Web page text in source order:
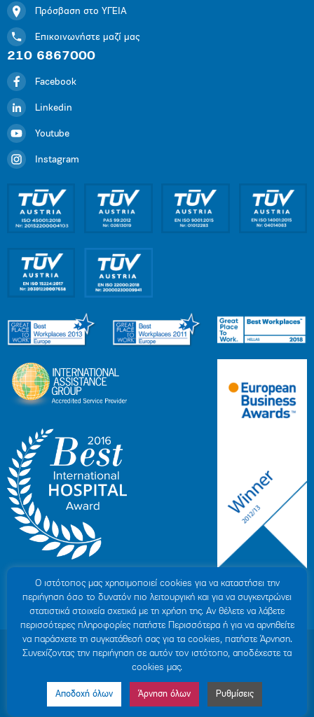
Πρόσβαση στο ΥΓΕΙΑ
Επικοινωνήστε μαζί μας
210 6867000
Facebook
Linkedin
Youtube
Instagram
© 2007-2026 ΥΓΕΙΑ Μ.Α.Ε |
ΓΕΜΗ: 000279901000
Όροι Χρήσης
| Πολιτική Προστασίας Προσωπικών Δεδομένων
Δήλωση Απορρήτου
Ο ιστότοπoς μας χρησιμοποιεί cookies για να καταστήσει την
περιήγηση όσο το δυνατόν πιο λειτουργική και για να συγκεντρώνει
στατιστικά στοιχεία σχετικά με τη χρήση της. Αν θέλετε να λάβετε
περισσότερες πληροφορίες πατήστε Περισσότερα ή για να αρνηθείτε
να παράσχετε τη συγκατάθεσή σας για τα cookies, πατήστε Άρνηση.
Συνεχίζοντας την περιήγηση σε αυτόν τον ιστότοπο, αποδέχεστε τα
cookies μας.
Αποδοχή όλων Άρνηση όλων Ρυθμίσεις